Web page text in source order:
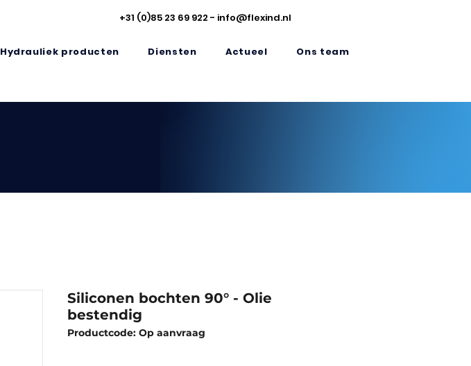
+31 (0)85 23 69 922 - info@flexind.nl
Hydrauliek producten Diensten Actueel Ons team
Siliconen bochten 90° - Olie
bestendig
Productcode: Op aanvraag